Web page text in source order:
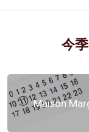
今
Maison